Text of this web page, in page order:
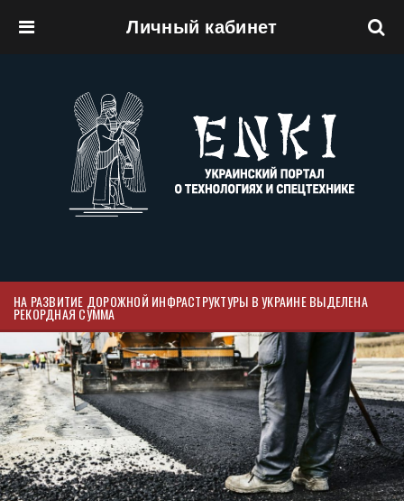
Личный кабинет
НА РАЗВИТИЕ ДОРОЖНОЙ ИНФРАСТРУКТУРЫ В УКРАИНЕ ВЫДЕЛЕНА
РЕКОРДНАЯ СУММА